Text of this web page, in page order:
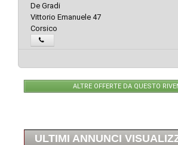
De Gradi
Vittorio Emanuele 47
Corsico
ALTRE OFFERTE DA QUESTO
ULTIMI ANNUNCI